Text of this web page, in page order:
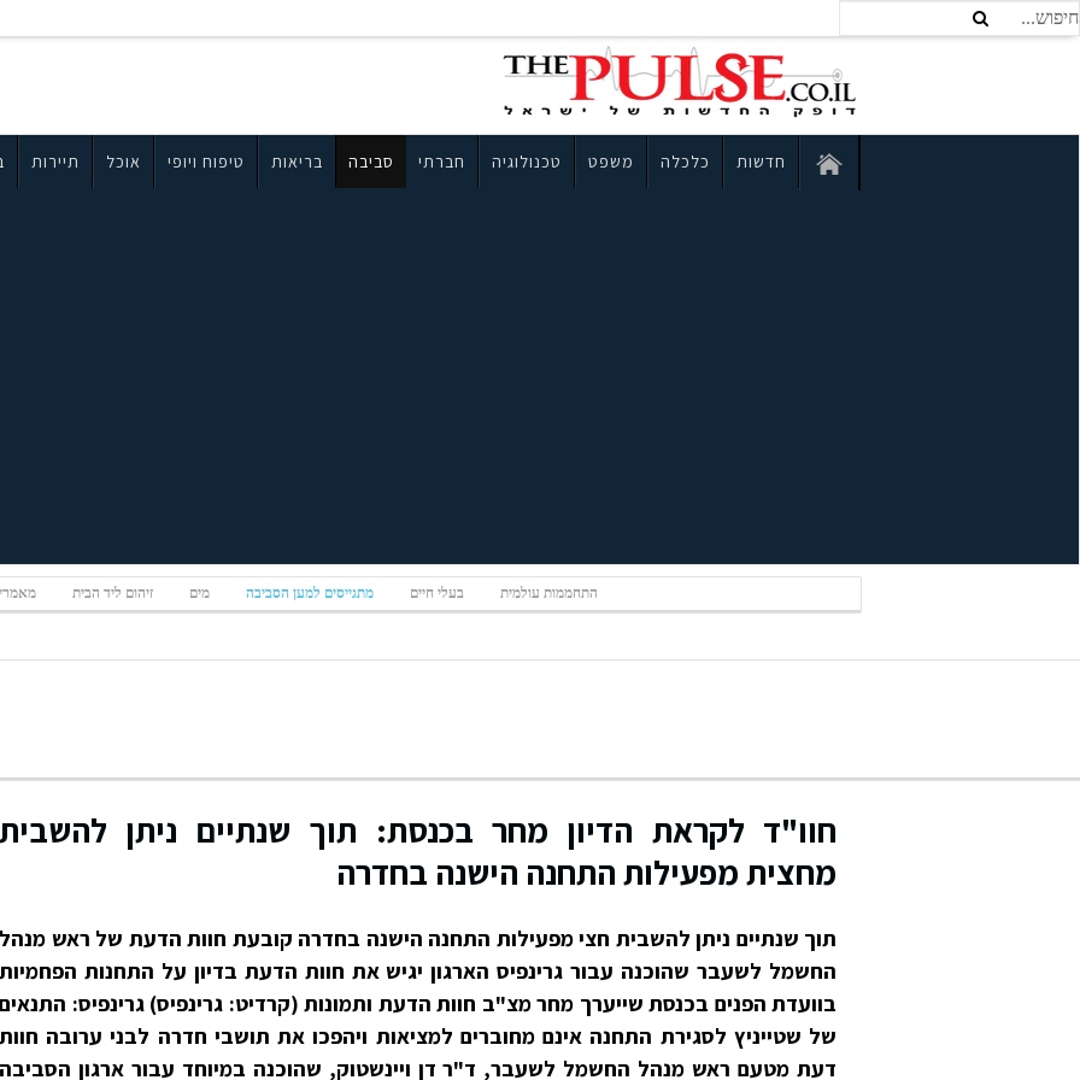
חדשות כלכלה משפט טכנולוגיה חברתי סביבה בריאות טיפוח ויופי אוכל תיירות
התחממות עולמית בעלי חיים מתגייסים למען הסביבה מים זיהום ליד הבית
חוו"ד לקראת הדיון מחר בכנסת: תוך שנתיים ניתן להשבית
מחצית מפעילות התחנה הישנה בחדרה
תוך שנתיים ניתן להשבית חצי מפעילות התחנה הישנה בחדרה קובעת חוות הדעת של ראש מנהל
החשמל לשעבר שהוכנה עבור גרינפיס הארגון יגיש את חוות הדעת בדיון על התחנות הפחמיות
בוועדת הפנים בכנסת שייערך מחר מצ"ב חוות הדעת ותמונות (קרדיט: גרינפיס) גרינפיס: התנאים
של שטייניץ לסגירת התחנה אינם מחוברים למציאות ויהפכו את תושבי חדרה לבני ערובה חוות
דעת מטעם ראש מנהל החשמל לשעבר, ד"ר דן ויינשטוק, שהוכנה במיוחד עבור ארגון הסביבה